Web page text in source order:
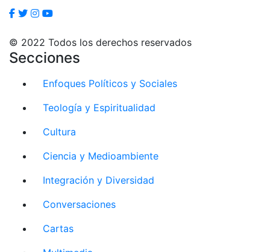
© 2022 Todos los derechos reservados
Secciones
Enfoques Políticos y Sociales
Teología y Espiritualidad
Cultura
Ciencia y Medioambiente
Integración y Diversidad
Conversaciones
Cartas